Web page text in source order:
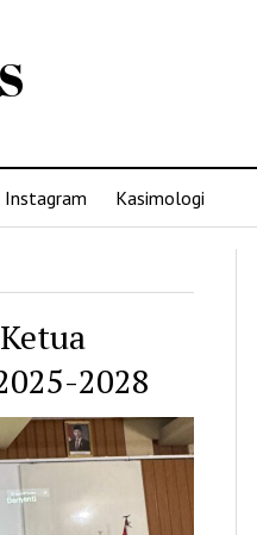
Instagram Kasimologi
2028